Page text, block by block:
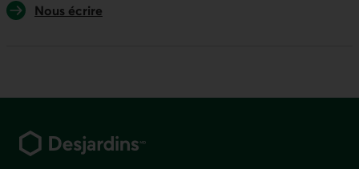
Nous écrire